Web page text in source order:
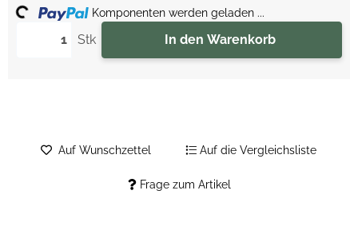
Stk In den Warenkorb
Komponenten werden geladen ...
Frage zum Artikel
Auf Wunschzettel Auf die Vergleichsliste